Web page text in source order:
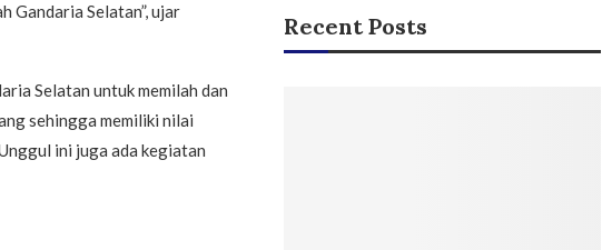
Gandaria Selatan”, ujar
Selatan untuk memilah dan
sehingga memiliki nilai
ini juga ada kegiatan
Recent Posts